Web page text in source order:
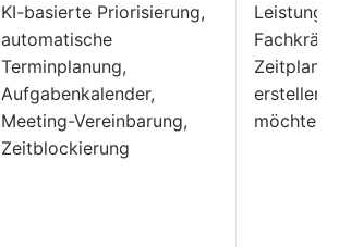
KI-basierte Priorisierung,
automatische
Terminplanung,
Aufgabenkalender,
Meeting-Vereinbarung,
Zeitblockierung
Zeitplan
erstellen
möchten